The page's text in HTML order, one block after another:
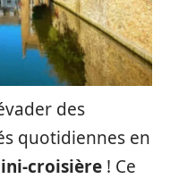
des
quotidiennes en
croisière ! Ce